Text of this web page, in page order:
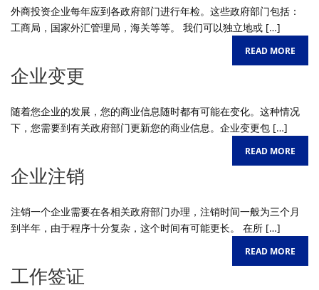
外商投资企业每年应到各政府部门进行年检。这些政府部门包括：
工商局，国家外汇管理局，海关等等。 我们可以独立地或 […]
READ MORE
企业变更
随着您企业的发展，您的商业信息随时都有可能在变化。这种情况
下，您需要到有关政府部门更新您的商业信息。企业变更包 […]
READ MORE
企业注销
注销一个企业需要在各相关政府部门办理，注销时间一般为三个月
到半年，由于程序十分复杂，这个时间有可能更长。 在所 […]
READ MORE
工作签证